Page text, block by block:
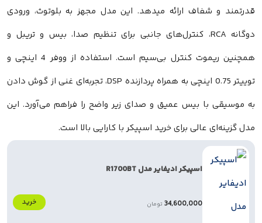
ارائه میدهد. این مدل مجهز به بلوتوث، ورودی
دوگانه RCA، کنترل‌های جانبی برای تنظیم صدا، بیس و تریبل و
همچنین ریموت کنترل بی‌سیم است. استفاده از ووفر 4 اینچی و
توییتر 0.75 اینچی به همراه پردازنده DSP، تجربه‌ای غنی از گوش دادن
بیس عمیق و صدای زیر واضح را فراهم می‌آورد. این
برای خرید اسپیکر با کارایی بالا است.
اسپیکر ادیفایر مدل R1700BT
34,600,000 تومان